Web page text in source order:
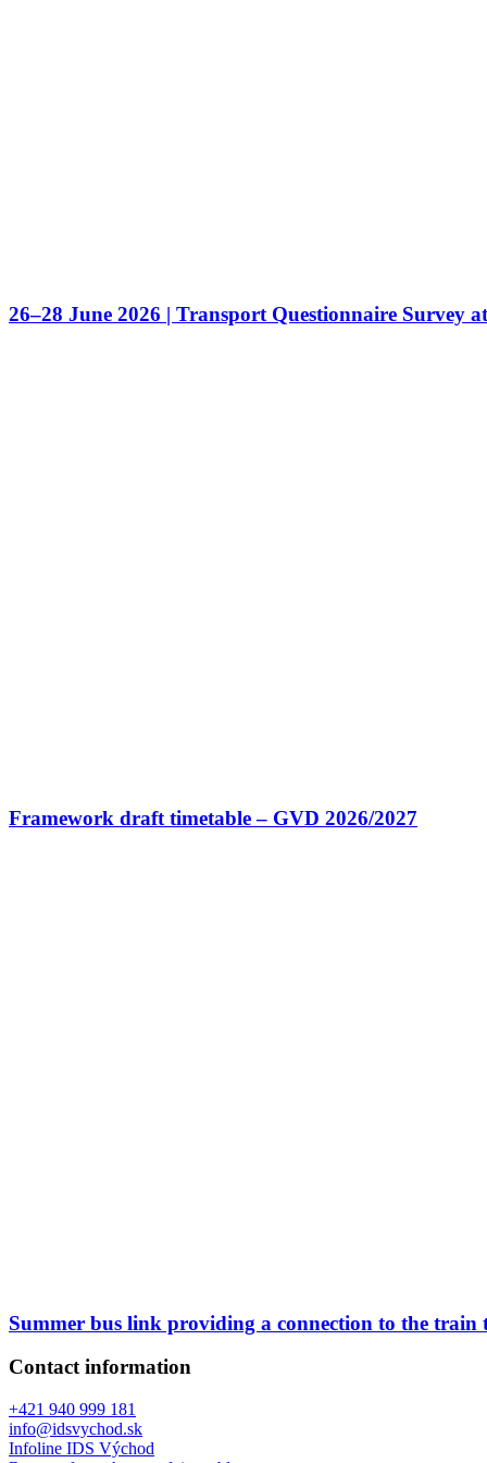
26–28 June 2026 | Transport Questionnaire Survey
Framework draft timetable – GVD 2026/2027
Summer bus link providing a connection to the train
Contact information
+421 940 999 181
info@idsvychod.sk
Infoline IDS Východ